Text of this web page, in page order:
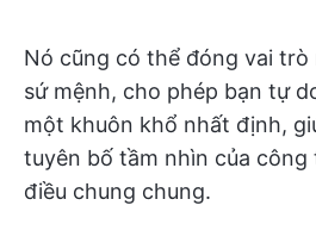
Nó cũng có thể đóng vai
sứ mệnh, cho phép bạn tự
một khuôn khổ nhất định,
tuyên bố tầm nhìn của
điều chung chung.